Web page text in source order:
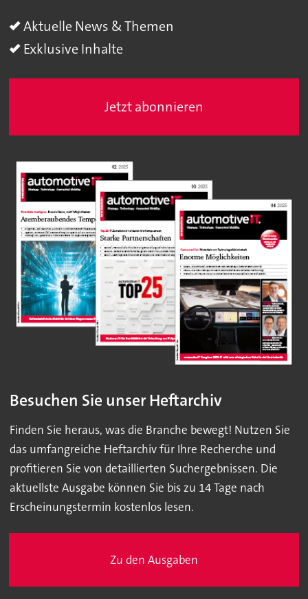
Aktuelle News & Themen
Exklusive Inhalte
Jetzt abonnieren
Besuchen Sie unser Heftarchiv
Finden Sie heraus, was die Branche bewegt! Nutzen Sie
das umfangreiche Heftarchiv für Ihre Recherche und
profitieren Sie von detaillierten Suchergebnissen. Die
aktuellste Ausgabe können Sie bis zu 14 Tage nach
Erscheinungstermin kostenlos lesen.
Zu den Ausgaben